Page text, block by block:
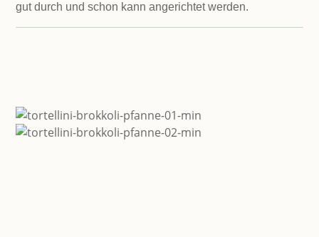
gut durch und schon kann angerichtet werden.